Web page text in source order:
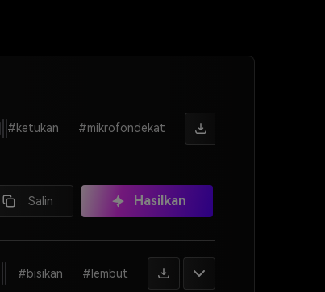
#ketukan #mikrofondekat
Salin Hasilkan
#bisikan #lembut